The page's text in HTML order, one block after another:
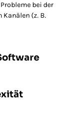
bei der
(z. B.